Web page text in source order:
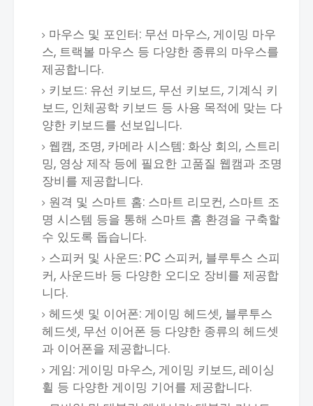
마우스 및 포인터: 무선 마우스, 게이밍 마우
스, 트랙볼 마우스 등 다양한 종류의 마우스를
제공합니다.
키보드: 유선 키보드, 무선 키보드, 기계식 키
보드, 인체공학 키보드 등 사용 목적에 맞는 다
양한 키보드를 선보입니다.
웹캠, 조명, 카메라 시스템: 화상 회의, 스트리
밍, 영상 제작 등에 필요한 고품질 웹캠과 조명
장비를 제공합니다.
원격 및 스마트 홈: 스마트 리모컨, 스마트 조
명 시스템 등을 통해 스마트 홈 환경을 구축할
수 있도록 돕습니다.
스피커 및 사운드: PC 스피커, 블루투스 스피
커, 사운드바 등 다양한 오디오 장비를 제공합
니다.
헤드셋 및 이어폰: 게이밍 헤드셋, 블루투스
헤드셋, 무선 이어폰 등 다양한 종류의 헤드셋
과 이어폰을 제공합니다.
게임: 게이밍 마우스, 게이밍 키보드, 레이싱
휠 등 다양한 게이밍 기어를 제공합니다.